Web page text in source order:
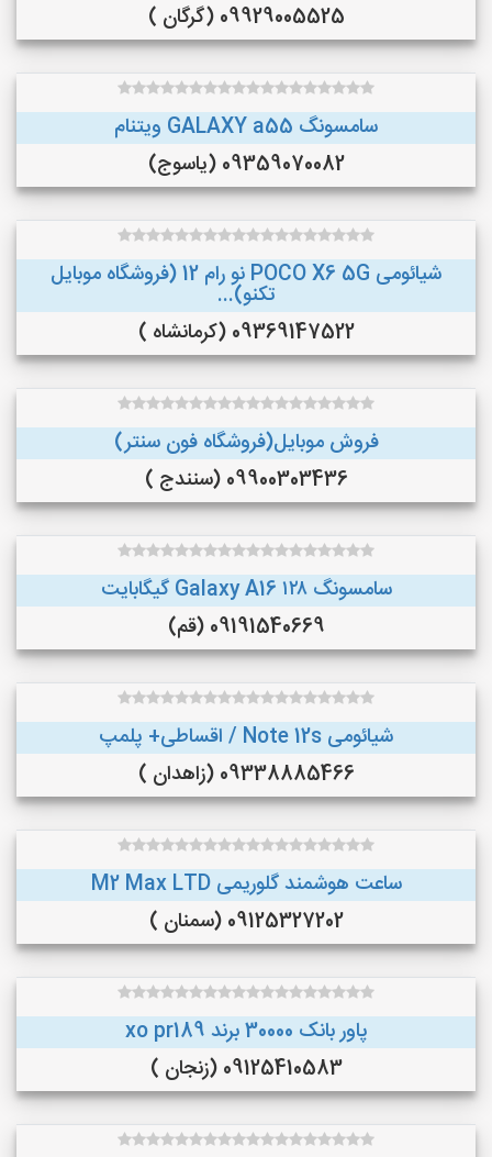
09929005525 (گرگان )
سامسونگ GALAXY a55 ویتنام
09359070082 (یاسوج)
شیائومی POCO X6 5G نو رام 12 (فروشگاه موبایل
تکنو)...
09369147522 (کرمانشاه )
فروش موبایل(فروشگاه فون سنتر)
09900303436 (سنندج )
سامسونگ Galaxy A16 ۱۲۸ گیگابایت
09191540669 (قم)
شیائومی Note 12s / اقساطی+ پلمپ
09338885466 (زاهدان )
ساعت هوشمند گلوریمی M2 Max LTD
09125327202 (سمنان )
پاور بانک 30000 برند xo pr189
09125410583 (زنجان )